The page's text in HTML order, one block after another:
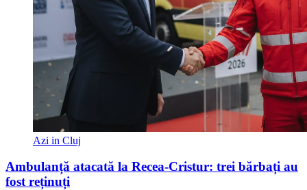
Azi in Cluj
Ambulanță atacată la Recea-Cristur: trei bărbați au
fost reținuți